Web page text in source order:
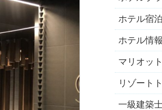
ホテル宿
ホテル情報
マリオッ
リゾート
一級建築